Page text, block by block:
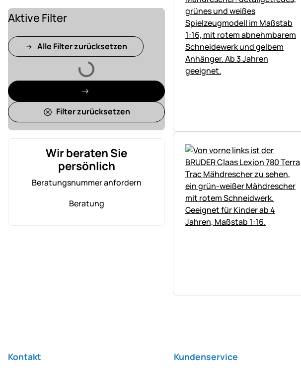
Lädt
Aktive Filter
Alle Filter zurücksetzen
Filter zurücksetzen
Wir beraten Sie
persönlich
Beratungsnummer anfordern
Beratung
Kontakt Kundenservice